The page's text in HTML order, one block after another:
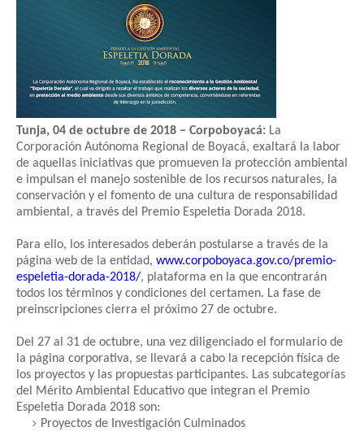
Tunja, 04 de octubre de 2018 – Corpoboyacá: La
Corporación Autónoma Regional de Boyacá, exaltará la labor
de aquellas iniciativas que promueven la protección ambiental
e impulsan el manejo sostenible de los recursos naturales, la
conservación y el fomento de una cultura de responsabilidad
ambiental, a través del Premio Espeletia Dorada 2018.
Para ello, los interesados deberán postularse a través de la
página web de la entidad, www.corpoboyaca.gov.co/premio-
espeletia-dorada-2018/, plataforma en la que encontrarán
todos los términos y condiciones del certamen. La fase de
preinscripciones cierra el próximo 27 de octubre.
Del 27 al 31 de octubre, una vez diligenciado el formulario de
la página corporativa, se llevará a cabo la recepción física de
los proyectos y las propuestas participantes. Las subcategorías
del Mérito Ambiental Educativo que integran el Premio
Espeletia Dorada 2018 son:
Proyectos de Investigación Culminados